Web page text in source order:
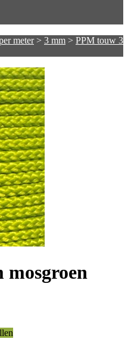
meter> 3 mm > PPM touw 3